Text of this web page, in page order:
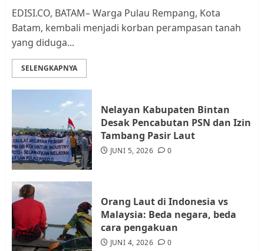
4
Warga Rempang Ajukan
Audiensi dengan Wali Kota
Tim Advokasi Desak BP Batam
Berhenti Merampas Tanah
EDISI.CO, BATAM– Warga Pulau Rempang, Kota
Batam, kembali menjadi korban perampasan tanah
yang diduga...
SELENGKAPNYA
Nelayan Kabupaten Bintan
Desak Pencabutan PSN dan Izin
Tambang Pasir Laut
JUNI 5, 2026 0
Orang Laut di Indonesia vs
Malaysia: Beda negara, beda
cara pengakuan
JUNI 4, 2026 0